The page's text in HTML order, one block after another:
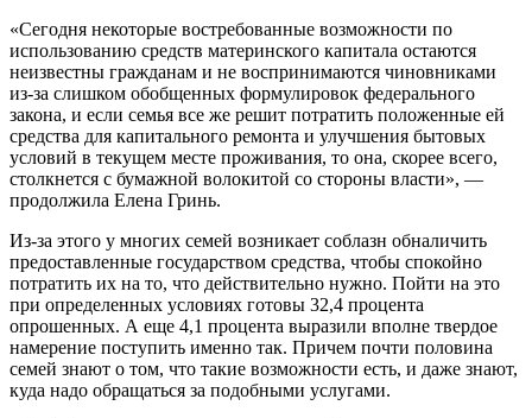
«Сегодня некоторые востребованные возможности по
использованию средств материнского капитала остаются
неизвестны гражданам и не воспринимаются чиновниками
из-за слишком обобщенных формулировок федерального
закона, и если семья все же решит потратить положенные ей
средства для капитального ремонта и улучшения бытовых
условий в текущем месте проживания, то она, скорее всего,
столкнется с бумажной волокитой со стороны власти», —
продолжила Елена Гринь.
Из-за этого у многих семей возникает соблазн обналичить
предоставленные государством средства, чтобы спокойно
потратить их на то, что действительно нужно. Пойти на это
при определенных условиях готовы 32,4 процента
опрошенных. А еще 4,1 процента выразили вполне твердое
намерение поступить именно так. Причем почти половина
семей знают о том, что такие возможности есть, и даже знают,
куда надо обращаться за подобными услугами.